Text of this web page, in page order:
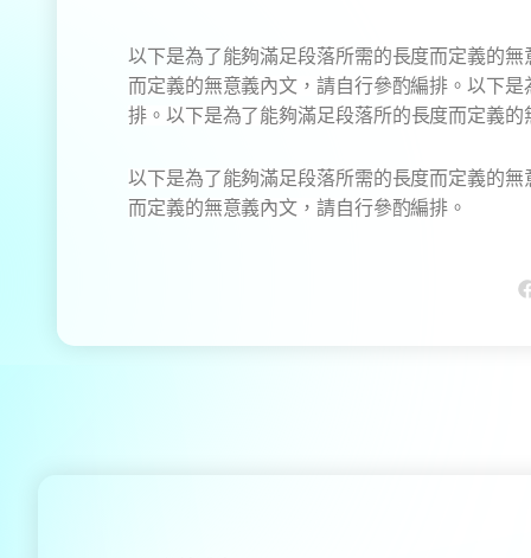
以下是為了能夠滿足段落所需的長度而定義的
而定義的無意義內文，請自行參酌編排。以下是
排。 以下是為了能夠滿足段落所的長度而定義
以下是為了能夠滿足段落所需的長度而定義的
而定義的無意義內文，請自行參酌編排。